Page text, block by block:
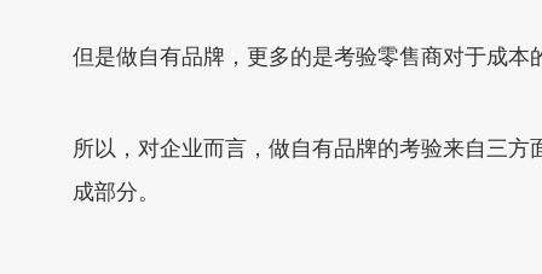
但是做自有品牌，更多的是考验零售商对于成
所以，对企业而言，做自有品牌的考验来自三
成部分。